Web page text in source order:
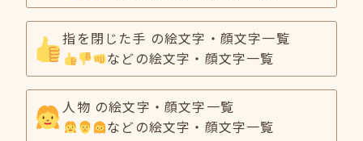
指を閉じた手 の絵文字・顔文字一覧
などの絵文字・顔文字一覧
人物 の絵文字・顔文字一覧
などの絵文字・顔文字一覧